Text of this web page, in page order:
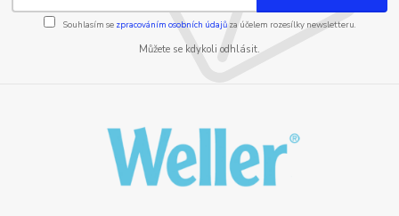
Souhlasím se zpracováním osobních údajůza účelem rozesílky newsletteru.
Můžete se kdykoli odhlásit.